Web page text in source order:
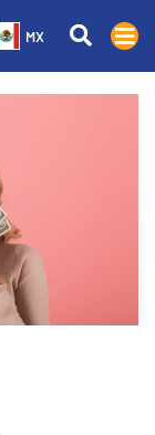
MX